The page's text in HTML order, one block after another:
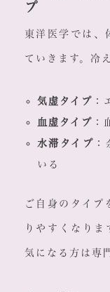
プ
東洋医学では、
ていきます。冷
気虚タイプ ：
血虚タイプ ：
水滞タイプ
いる
ご自身のタイプ
りやすくなりま
気になる方は専